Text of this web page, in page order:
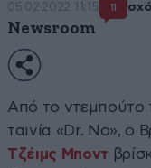
05·02·2022 11:15 11
Newsroom
Από το ντεμπούτο
ταινία «Dr. No», ο
Τζέιμς Μποντ